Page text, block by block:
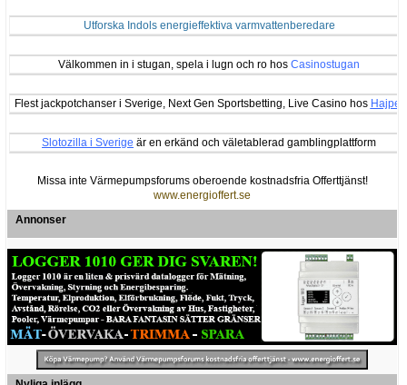
Utforska Indols energieffektiva varmvattenberedare
Välkommen in i stugan, spela i lugn och ro hos Casinostugan
Flest jackpotchanser i Sverige, Next Gen Sportsbetting, Live Casino hos Hajper
Slotozilla i Sverige är en erkänd och väletablerad gamblingplattform
Missa inte Värmepumpsforums oberoende kostnadsfria Offerttjänst!
www.energioffert.se
Annonser